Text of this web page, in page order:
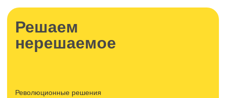
Решаем
нерешаемое
Революционные решения